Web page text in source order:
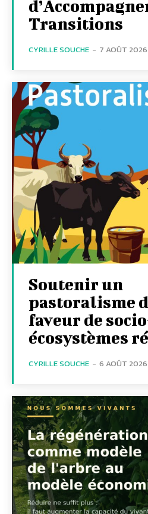
Transitions
CYRILLE SOUCHE - 7 AOÛT 2026
Soutenir un
pastoralisme
faveur de
écosystèmes
CYRILLE SOUCHE - 6 AOÛT 2026